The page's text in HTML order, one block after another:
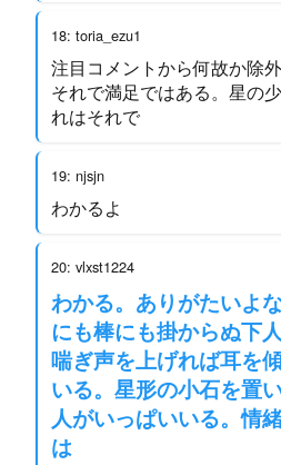
18: toria_ezu1
注目コメントから何故か除
それで満足ではある。星の
れはそれで
19: njsjn
わかるよ
20: vlxst1224
わかる。ありがたいよ
にも棒にも掛からぬ下
喘ぎ声を上げれば耳を
いる。星形の小石を置
人がいっぱいいる。情
は